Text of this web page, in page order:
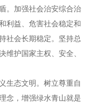
。加强社会治安综合治
利益、危害社会稳定和
社会长期稳定。坚持总
维护国家主权、安全、
态文明。树立尊重自
念，增强绿水青山就是